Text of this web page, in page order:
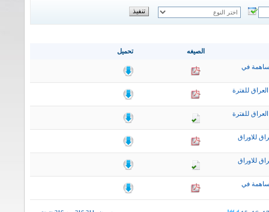
تحميل الصيغه
في
للفترة
للفترة
للاوراق
للاوراق
في